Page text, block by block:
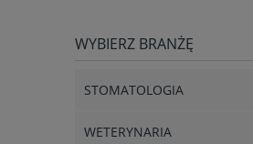
WYBIERZ BRANŻĘ
STOMATOLOGIA
WETERYNARIA